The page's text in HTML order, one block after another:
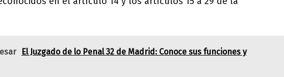
El Juzgado de lo Penal 32 de Madrid: Conoce sus funciones y